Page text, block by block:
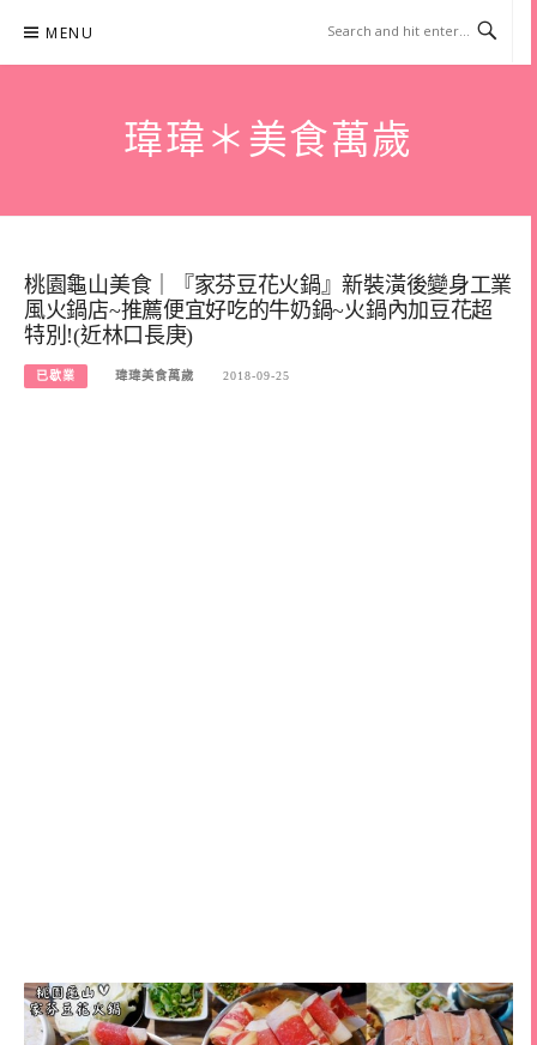
content
MENU
瑋瑋＊美食萬歲
桃園龜山美食｜『家芬豆花火鍋』新裝潢後變身工業
風火鍋店~推薦便宜好吃的牛奶鍋~火鍋內加豆花超
特別!(近林口長庚)
已歇業 瑋瑋美食萬歲 2018-09-25